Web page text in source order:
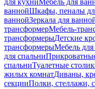
для кухниМебель для
ваннойШкафы, пеналы
ваннойЗеркала для
трансформерМебель-
трансформерыДетские
трансформерыМебель для
для спальни
спальниТуалетные
жилых комнатДиваны,
секцииПолки, стеллажи,